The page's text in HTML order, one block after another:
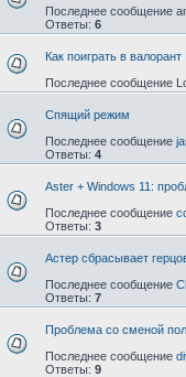
Последнее сообщение
Ответы: 6
Как поиграть в валорант
Последнее сообщение
Спящий режим
Последнее сообщение
Ответы: 4
Aster + Windows 11:
Последнее сообщение
Ответы: 3
Астер сбрасывает
Последнее сообщение
Ответы: 7
Проблема со сменой
Последнее сообщение
Ответы: 9